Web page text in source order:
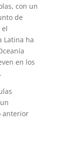
con un
de
el
Latina ha
en los
anterior